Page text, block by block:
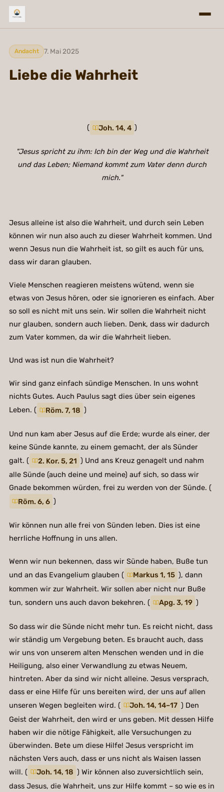
Andacht 7. Mai 2025
Liebe die Wahrheit
( Joh. 14, 4 )
"Jesus spricht zu ihm: Ich bin der Weg und die Wahrheit
und das Leben; Niemand kommt zum Vater denn durch
mich."
Jesus alleine ist also die Wahrheit, und durch sein Leben
können wir nun also auch zu dieser Wahrheit kommen. Und
wenn Jesus nun die Wahrheit ist, so gilt es auch für uns,
dass wir daran glauben.
Viele Menschen reagieren meistens wütend, wenn sie
etwas von Jesus hören, oder sie ignorieren es einfach. Aber
so soll es nicht mit uns sein. Wir sollen die Wahrheit nicht
nur glauben, sondern auch lieben. Denk, dass wir dadurch
zum Vater kommen, da wir die Wahrheit lieben.
Und was ist nun die Wahrheit?
Wir sind ganz einfach sündige Menschen. In uns wohnt
nichts Gutes. Auch Paulus sagt dies über sein eigenes
Leben. (
Röm. 7, 18 )
Und nun kam aber Jesus auf die Erde; wurde als einer, der
keine Sünde kannte, zu einem gemacht, der als Sünder
galt. (
2. Kor. 5, 21 ) Und ans Kreuz genagelt und nahm
alle Sünde (auch deine und meine) auf sich, so dass wir
Gnade bekommen würden, frei zu werden von der Sünde. (
Röm. 6, 6 )
Wir können nun alle frei von Sünden leben. Dies ist eine
herrliche Hoffnung in uns allen.
Wenn wir nun bekennen, dass wir Sünde haben, Buße tun
und an das Evangelium glauben (
Markus 1, 15 ), dann
kommen wir zur Wahrheit. Wir sollen aber nicht nur Buße
tun, sondern uns auch davon bekehren. (
Apg. 3, 19 )
So dass wir die Sünde nicht mehr tun. Es reicht nicht, dass
wir ständig um Vergebung beten. Es braucht auch, dass
wir uns von unserem alten Menschen wenden und in die
Heiligung, also einer Verwandlung zu etwas Neuem,
hintreten. Aber da sind wir nicht alleine. Jesus versprach,
dass er eine Hilfe für uns bereiten wird, der uns auf allen
unseren Wegen begleiten wird. (
Joh. 14, 14–17 ) Den
Geist der Wahrheit, den wird er uns geben. Mit dessen Hilfe
haben wir die nötige Fähigkeit, alle Versuchungen zu
überwinden. Bete um diese Hilfe! Jesus verspricht im
nächsten Vers auch, dass er uns nicht als Waisen lassen
will. (
Joh. 14, 18 ) Wir können also zuversichtlich sein,
dass Jesus, die Wahrheit, uns zur Hilfe kommt – so wie es in